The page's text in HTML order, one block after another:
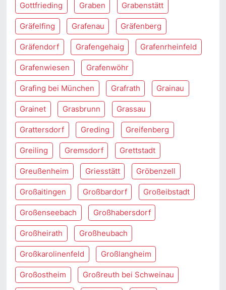
Gottfrieding Graben Grabenstätt
Gräfelfing Grafenau Gräfenberg
Gräfendorf Grafengehaig Grafenrheinfeld
Grafenwiesen Grafenwöhr
Grafing bei München Grafrath Grainau
Grainet Grasbrunn Grassau
Grattersdorf Greding Greifenberg
Greiling Gremsdorf Grettstadt
Greußenheim Griesstätt Gröbenzell
Großaitingen Großbardorf Großeibstadt
Großenseebach Großhabersdorf
Großheirath Großheubach
Großkarolinenfeld Großlangheim
Großostheim Großreuth bei Schweinau